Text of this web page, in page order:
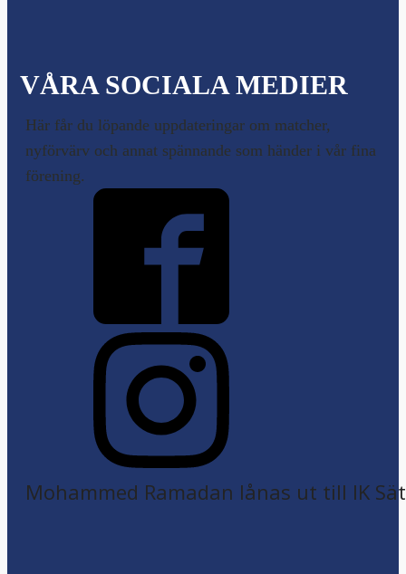
VÅRA SOCIALA MEDIER
Här får du löpande uppdateringar om matcher,
nyförvärv och annat spännande som händer i vår fina
förening.
Mohammed Ramadan lånas ut till IK